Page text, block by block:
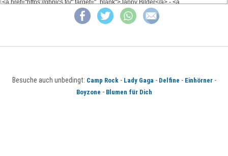
Besuche auch unbedingt: Camp Rock- Lady Gaga - Delfine - Einhörner-
Boyzone - Blumen für Dich